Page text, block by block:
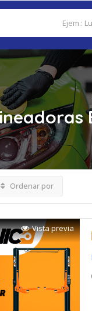
Ordenar por
Vista previa